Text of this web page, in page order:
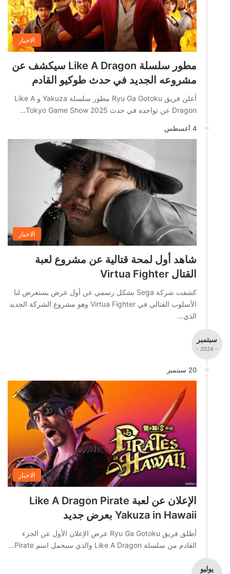
الاخبار
مطور سلسلة Like A Dragon سيكشف عن
مشروعه الجديد في حدث طوكيو القادم
أعلن فريق Ryu Ga Gotoku مطور سلسلة Yakuza و Like A
Dragon عن تواجده في حدث Tokyo Game Show 2025…
4 أغسطس
الاخبار
شاهد أول لمحة قتالية عن مشروع لعبة
القتال Virtua Fighter
كشفت شركة Sega بشكل رسمي عن أول عرض يستعرض لنا
الأسلوب القتالي في Virtua Fighter وهو مشروع الشركة الجديد
الذي…
سبتمبر
- 2024 -
20 سبتمبر
الاخبار
الإعلان عن لعبة Like A Dragon Pirate
Yakuza in Hawaii بعرض جديد
أطلق فريق Ryu Ga Gotoku عرض الإعلان الأول عن الجزء
القادم من سلسلة Like A Dragon والذي سيحمل اسم Pirate…
يوليو